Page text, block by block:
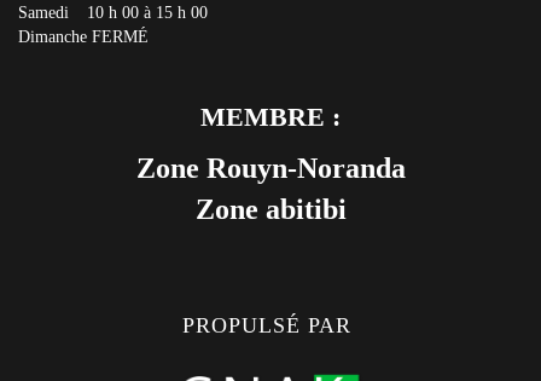
Samedi
10 h 00 à 15 h 00
Dimanche FERMÉ
MEMBRE :
Zone Rouyn-Noranda
Zone abitibi
PROPULSÉ PAR